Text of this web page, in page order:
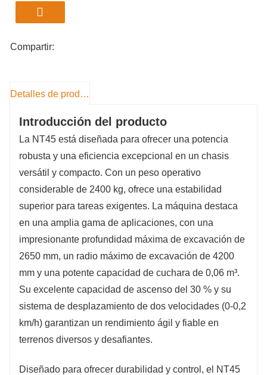
Potencia del motor:
que garantiza un rendimiento robusto y una
gran fiabilidad.
de espera.
Compartir:
Detalles de producto
Introducción del producto
La NT45 está diseñada para ofrecer una potencia
robusta y una eficiencia excepcional en un chasis
versátil y compacto. Con un peso operativo
considerable de 2400 kg, ofrece una estabilidad
superior para tareas exigentes. La máquina destaca
en una amplia gama de aplicaciones, con una
impresionante profundidad máxima de excavación de
2650 mm, un radio máximo de excavación de 4200
mm y una potente capacidad de cuchara de 0,06 m³.
Su excelente capacidad de ascenso del 30 % y su
sistema de desplazamiento de dos velocidades (0-0,2
km/h) garantizan un rendimiento ágil y fiable en
terrenos diversos y desafiantes.
Diseñado para ofrecer durabilidad y control, el NT45